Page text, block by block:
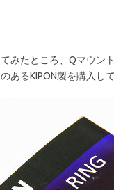
みたところ、Qマウン
あるKIPON製を購入し